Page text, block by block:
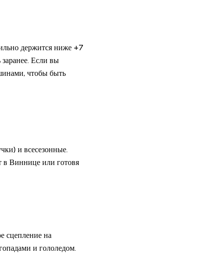
держится ниже +7
Если вы
чтобы быть
и всесезонные.
в Виннице или готовя
сцепление на
и гололедом.